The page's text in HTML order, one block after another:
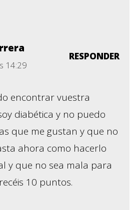
14:29
RESPONDER
encontrar vuestra
diabética y no puedo
que me gustan y que no
ahora como hacerlo
y que no sea mala para
10 puntos.